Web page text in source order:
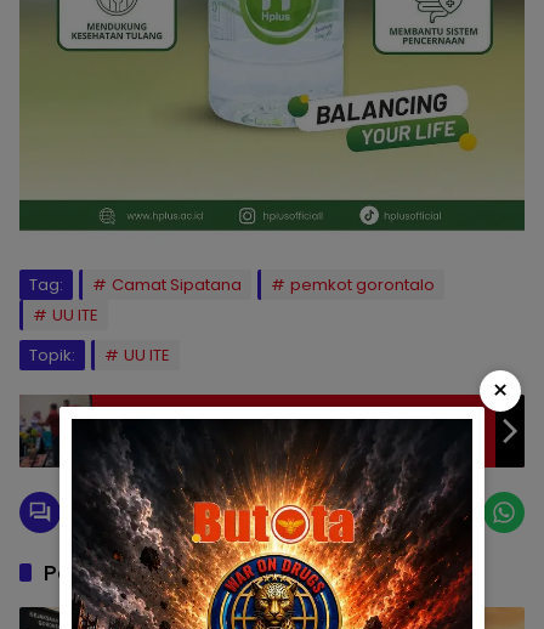
Tag: Camat Sipatana
pemkot gorontalo
UU ITE
Topik:
UU ITE
Baku Balas Pantun Pidana ITE Antar Pejabat,
Polda Gorontalo Diminta Tegas
Pos Terkait
×